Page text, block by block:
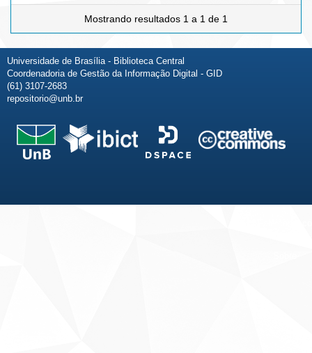
Mostrando resultados 1 a 1 de 1
Universidade de Brasília - Biblioteca Central
Coordenadoria de Gestão da Informação Digital - GID
(61) 3107-2683
repositorio@unb.br